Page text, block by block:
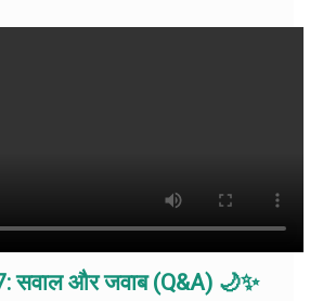
सवाल और जवाब (Q&A) 🌙✨